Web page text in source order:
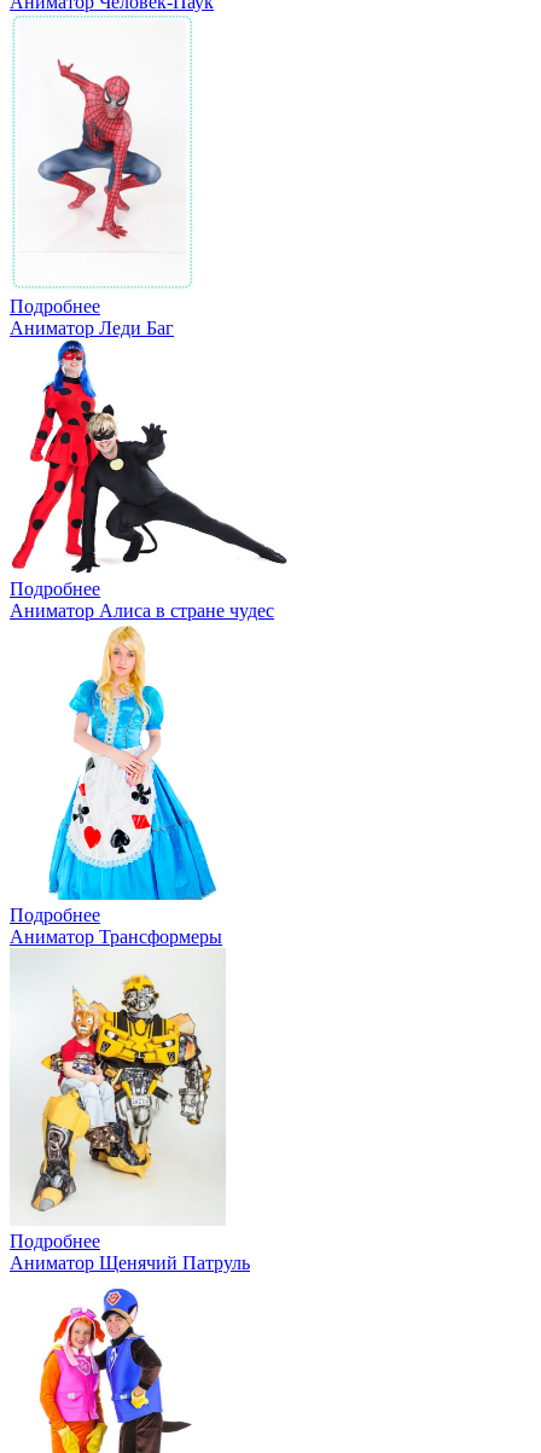
Подробнее
Аниматор Леди Баг
Подробнее
Аниматор Алиса в стране чудес
Подробнее
Аниматор Трансформеры
Подробнее
Аниматор Щенячий Патруль